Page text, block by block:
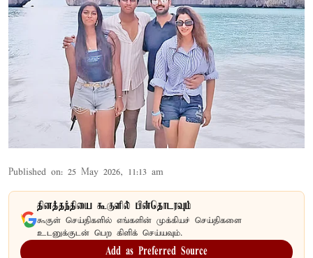
Published on: 25 May 2026, 11:13 am
தினத்தந்தியை கூகுளில் பின்தொடரவும்
கூகுள் செய்திகளில் எங்களின் முக்கியச் செய்திகளை
உடனுக்குடன் பெற கிளிக் செய்யவும்.
Add as Preferred Source